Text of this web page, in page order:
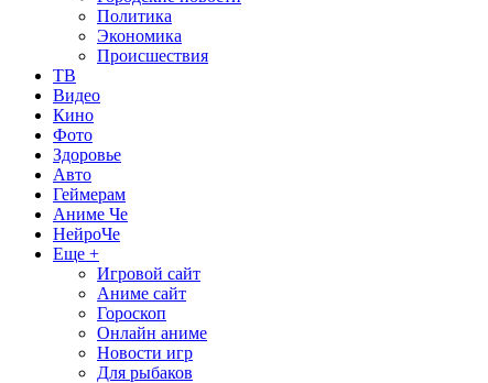
Политика
Экономика
Происшествия
ТВ
Видео
Кино
Фото
Здоровье
Авто
Геймерам
Аниме Че
НейроЧе
Еще +
Игровой сайт
Аниме сайт
Гороскоп
Онлайн аниме
Новости игр
Для рыбаков